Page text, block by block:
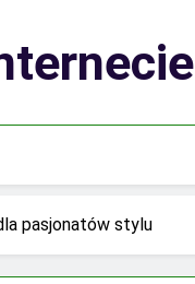
pasjonatów stylu